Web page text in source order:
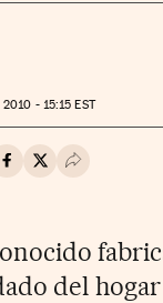
- 15:15 EST
en Whatsapp
Compartir en
Compartir en
Desplegar
del